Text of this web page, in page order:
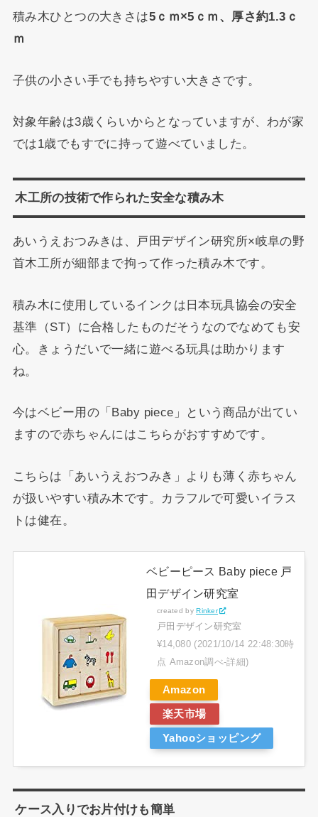
積み木ひとつの大きさは5ｃｍ×5ｃｍ、厚さ約1.3ｃ
ｍ
子供の小さい手でも持ちやすい大きさです。
対象年齢は3歳くらいからとなっていますが、わが家
では1歳でもすでに持って遊べていました。
木工所の技術で作られた安全な積み木
あいうえおつみきは、戸田デザイン研究所×岐阜の野
首木工所が細部まで拘って作った積み木です。
積み木に使用しているインクは日本玩具協会の安全
基準（ST）に合格したものだそうなのでなめても安
心。きょうだいで一緒に遊べる玩具は助かります
ね。
今はベビー用の「Baby piece」という商品が出てい
ますので赤ちゃんにはこちらがおすすめです。
こちらは「あいうえおつみき」よりも薄く赤ちゃん
が扱いやすい積み木です。カラフルで可愛いイラス
トは健在。
ベビーピース Baby piece 戸
田デザイン研究室
created byRinker
戸田デザイン研究室
¥14,080 (2021/10/14 22:48:30時
点 Amazon調べ-詳細)
Amazon
楽天市場
Yahooショッピング
ケース入りでお片付けも簡単